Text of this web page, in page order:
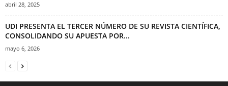
abril 28, 2025
UDI PRESENTA EL TERCER NÚMERO DE SU REVISTA CIENTÍFICA,
CONSOLIDANDO SU APUESTA POR...
mayo 6, 2026